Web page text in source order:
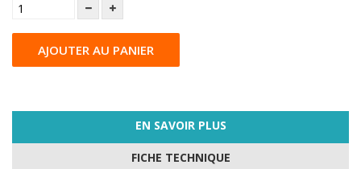
AJOUTER AU PANIER
EN SAVOIR PLUS
FICHE TECHNIQUE